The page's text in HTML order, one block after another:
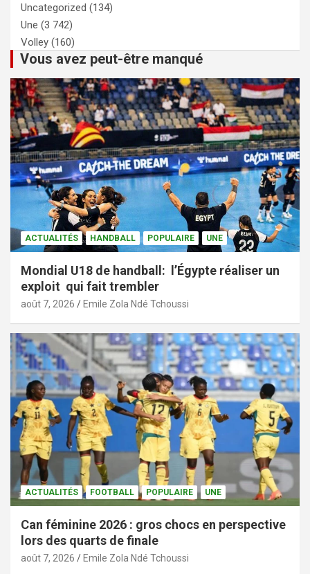
Uncategorized (134)
Une (3 742)
Volley (160)
Vous avez peut-être manqué
ACTUALITÉS HANDBALL POPULAIRE UNE
Mondial U18 de handball: l’Égypte réaliser un
exploit qui fait trembler
août 7, 2026 Emile Zola Ndé Tchoussi
ACTUALITÉS FOOTBALL POPULAIRE UNE
Can féminine 2026 : gros chocs en perspective
lors des quarts de finale
août 7, 2026 Emile Zola Ndé Tchoussi